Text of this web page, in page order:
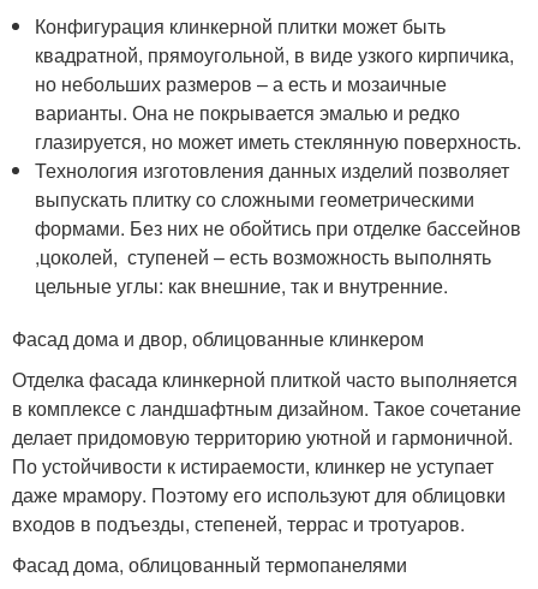
Конфигурация клинкерной плитки может быть
квадратной, прямоугольной, в виде узкого кирпичика,
но небольших размеров – а есть и мозаичные
варианты. Она не покрывается эмалью и редко
глазируется, но может иметь стеклянную поверхность.
Технология изготовления данных изделий позволяет
выпускать плитку со сложными геометрическими
формами. Без них не обойтись при отделке бассейнов
,цоколей, ступеней – есть возможность выполнять
цельные углы: как внешние, так и внутренние.
Фасад дома и двор, облицованные клинкером
Отделка фасада клинкерной плиткой часто выполняется
в комплексе с ландшафтным дизайном. Такое сочетание
делает придомовую территорию уютной и гармоничной.
По устойчивости к истираемости, клинкер не уступает
даже мрамору. Поэтому его используют для облицовки
входов в подъезды, степеней, террас и тротуаров.
Фасад дома, облицованный термопанелями